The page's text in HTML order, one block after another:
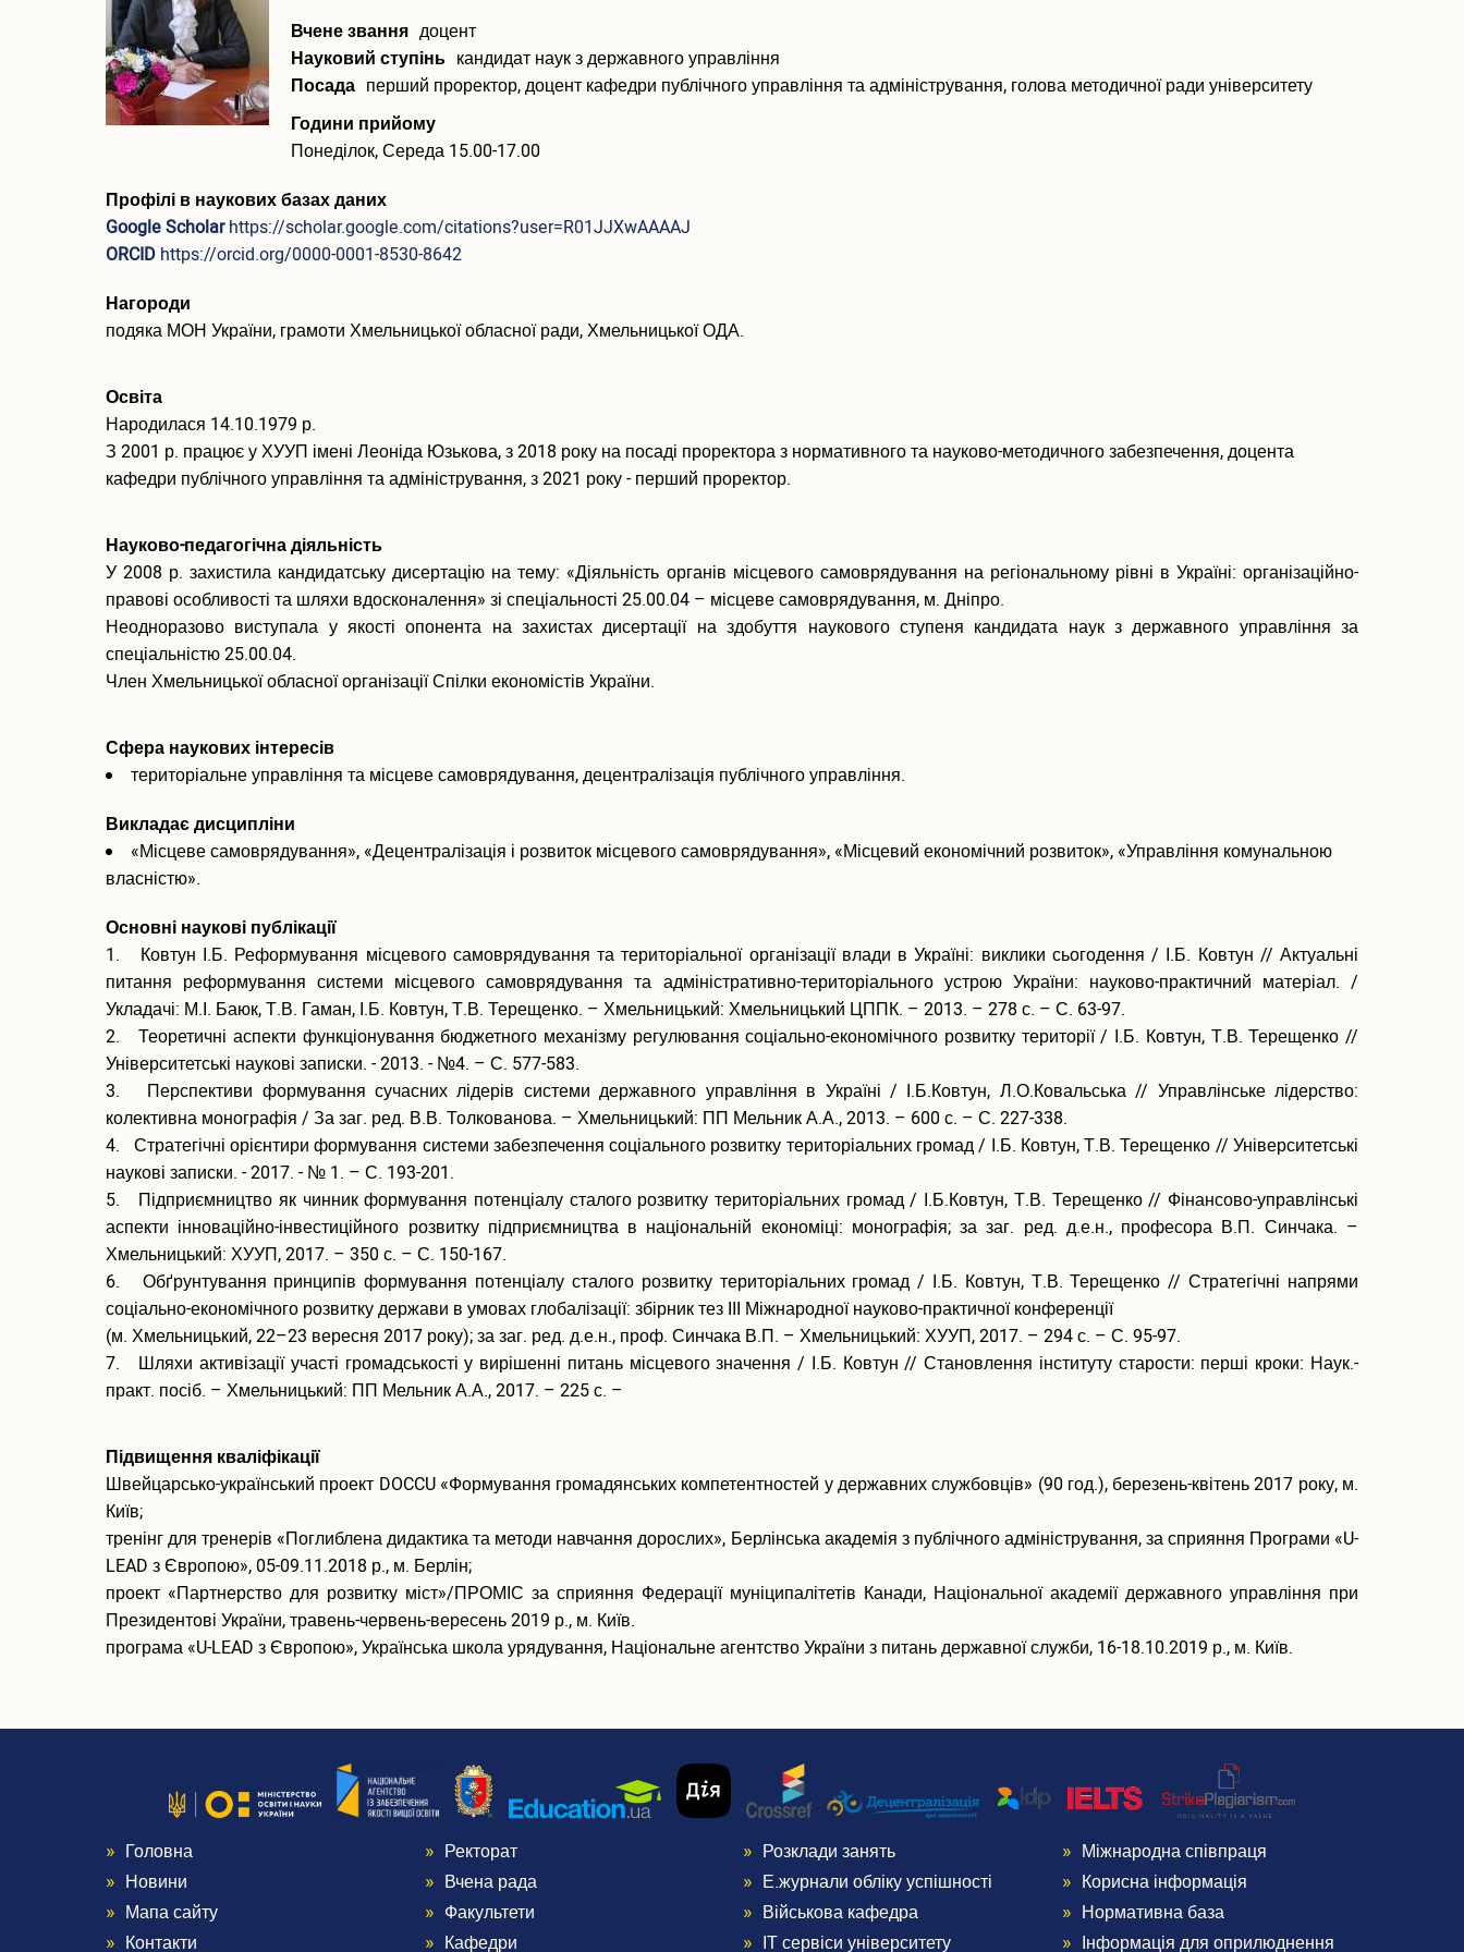
Вчене звання доцент
Науковий ступінь кандидат наук з державного управління
Посада перший проректор, доцент кафедри публічного управління та адміністрування, голова методичної ради університету
Години прийому
Понеділок, Середа 15.00-17.00
Профілі в наукових базах даних
Google Scholarhttps://scholar.google.com/citations?user=R01JJXwAAAAJ
ORCID https://orcid.org/0000-0001-8530-8642
Нагороди
подяка МОН України, грамоти Хмельницької обласної ради, Хмельницької ОДА.
Освіта
Народилася 14.10.1979 р.
З 2001 р. працює у ХУУП імені Леоніда Юзькова, з 2018 року на посаді проректора з нормативного та науково-методичного забезпечення, доцента
кафедри публічного управління та адміністрування, з 2021 року - перший проректор.
Науково-педагогічна діяльність
У 2008 р. захистила кандидатську дисертацію на тему: «Діяльність органів місцевого самоврядування на регіональному рівні в Україні: організаційно-
правові особливості та шляхи вдосконалення» зі спеціальності 25.00.04 – місцеве самоврядування, м. Дніпро.
Неодноразово виступала у якості опонента на захистах дисертації на здобуття наукового ступеня кандидата наук з державного управління за
спеціальністю 25.00.04.
Член Хмельницької обласної організації Спілки економістів України.
Сфера наукових інтересів
територіальне управління та місцеве самоврядування, децентралізація публічного управління.
Викладає дисципліни
«Місцеве самоврядування», «Децентралізація і розвиток місцевого самоврядування», «Місцевий економічний розвиток», «Управління комунальною
власністю».
Основні наукові публікації
1. Ковтун І.Б. Реформування місцевого самоврядування та територіальної організації влади в Україні: виклики сьогодення / І.Б. Ковтун // Актуальні
питання реформування системи місцевого самоврядування та адміністративно-територіального устрою України: науково-практичний матеріал. /
Укладачі: М.І. Баюк, Т.В. Гаман, І.Б. Ковтун, Т.В. Терещенко. – Хмельницький: Хмельницький ЦППК. – 2013. – 278 с. – С. 63-97.
2. Теоретичні аспекти функціонування бюджетного механізму регулювання соціально-економічного розвитку території / І.Б. Ковтун, Т.В. Терещенко //
Університетські наукові записки. - 2013. - №4. – С. 577-583.
3. Перспективи формування сучасних лідерів системи державного управління в Україні / І.Б.Ковтун, Л.О.Ковальська // Управлінське лідерство:
колективна монографія / За заг. ред. В.В. Толкованова. – Хмельницький: ПП Мельник А.А., 2013. – 600 с. – С. 227-338.
4. Стратегічні орієнтири формування системи забезпечення соціального розвитку територіальних громад / І.Б. Ковтун, Т.В. Терещенко // Університетські
наукові записки. - 2017. - № 1. – С. 193-201.
5. Підприємництво як чинник формування потенціалу сталого розвитку територіальних громад / І.Б.Ковтун, Т.В. Терещенко // Фінансово-управлінські
аспекти інноваційно-інвестиційного розвитку підприємництва в національній економіці: монографія; за заг. ред. д.е.н., професора В.П. Синчака. –
Хмельницький: ХУУП, 2017. – 350 с. – С. 150-167.
6. Обґрунтування принципів формування потенціалу сталого розвитку територіальних громад / І.Б. Ковтун, Т.В. Терещенко // Стратегічні напрями
соціально-економічного розвитку держави в умовах глобалізації: збірник тез IІI Міжнародної науково-практичної конференції
(м. Хмельницький, 22–23 вересня 2017 року); за заг. ред. д.е.н., проф. Синчака В.П. – Хмельницький: ХУУП, 2017. – 294 с. – С. 95-97.
7. Шляхи активізації участі громадськості у вирішенні питань місцевого значення / І.Б. Ковтун // Становлення інституту старости: перші кроки: Наук.-
практ. посіб. – Хмельницький: ПП Мельник А.А., 2017. – 225 с. –
Підвищення кваліфікації
Швейцарсько-український проект DOCCU «Формування громадянських компетентностей у державних службовців» (90 год.), березень-квітень 2017 року, м.
Київ;
тренінг для тренерів «Поглиблена дидактика та методи навчання дорослих», Берлінська академія з публічного адміністрування, за сприяння Програми «U-
LEAD з Європою», 05-09.11.2018 р., м. Берлін;
проект «Партнерство для розвитку міст»/ПРОМІС за сприяння Федерації муніципалітетів Канади, Національної академії державного управління при
Президентові України, травень-червень-вересень 2019 р., м. Київ.
програма «U-LEAD з Європою», Українська школа урядування, Національне агентство України з питань державної служби, 16-18.10.2019 р., м. Київ.
Menu
Footer
Головна
Новини
Мапа сайту
Контакти
Menu
Footer
Ректорат
Вчена рада
Факультети
Кафедри
Menu
Footer
Розклади занять
Е.журнали обліку успішності
Військова кафедра
ІТ сервіси університету
Menu
Footer
Міжнародна співпраця
Корисна інформація
Нормативна база
Інформація для оприлюднення